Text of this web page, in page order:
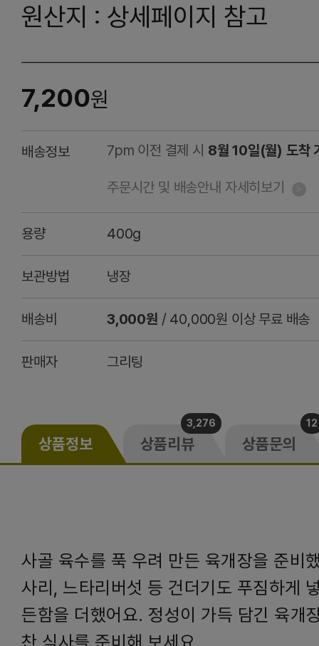
원산지 : 상세페이지 참고
7,200원
배송정보 7pm 이전 결제 시 8월 10일(월) 도착
주문시간 및 배송안내 자세히보기
용량 400g
보관방법 냉장
배송비 3,000원 / 40,000원 이상 무료 배송
판매자 그리팅
상품정보 상품리뷰
3,276
상품문의
12
사골 육수를 푹 우려 만든 육개장을 준비
사리, 느타리버섯 등 건더기도 푸짐하게
든함을 더했어요. 정성이 가득 담긴 육개
찬 식사를 준비해 보세요.